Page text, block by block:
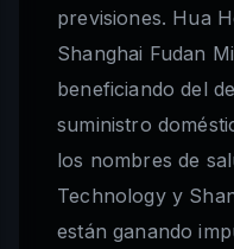
previsiones. Hua
Shanghai Fudan
beneficiando del
suministro
los nombres de
Technology y
están ganando